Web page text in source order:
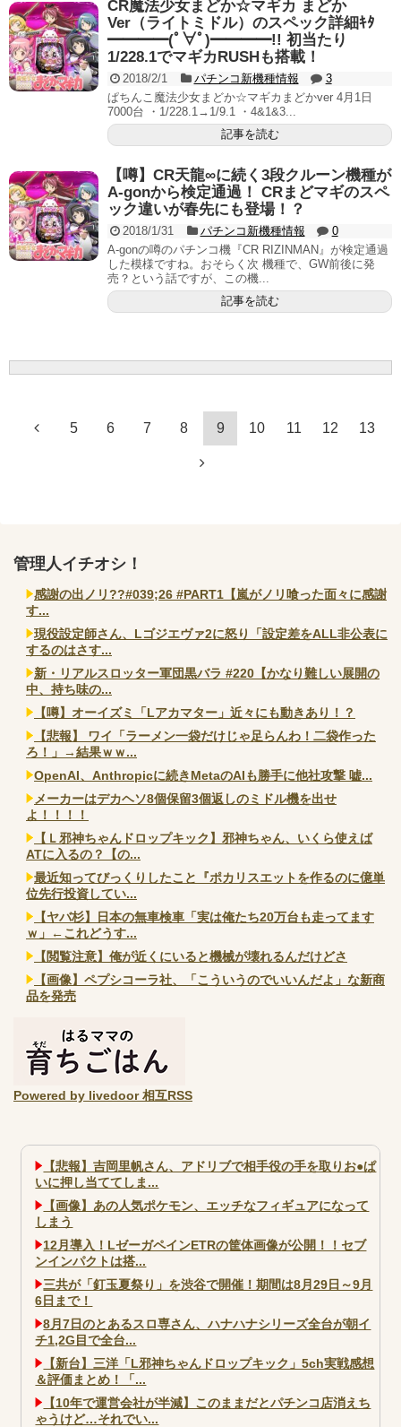
CR魔法少女まどか☆マギカ まどか
Ver（ライトミドル）のスペック詳細ｷﾀ
━━━━(ﾟ∀ﾟ)━━━━!! 初当たり
1/228.1でマギカRUSHも搭載！
2018/2/1 パチンコ新機種情報
3
ぱちんこ魔法少女まどか☆マギカまどかver 4月1日
7000台 ・1/228.1→1/9.1 ・4&1&3...
記事を読む
【噂】CR天龍∞に続く3段クルーン機種が
A-gonから検定通過！ CRまどマギのスペ
ック違いが春先にも登場！？
2018/1/31 パチンコ新機種情報
0
A-gonの噂のパチンコ機『CR RIZINMAN』が検定通過
した模様ですね。おそらく次 機種で、GW前後に発
売？という話ですが、この機...
記事を読む
5 6 7 8 9 10 11 12 13
管理人イチオシ！
感謝の出ノリ??#039;26 #PART1【嵐がノリ喰った面々に感謝
す...
現役設定師さん、Lゴジエヴァ2に怒り「設定差をALL非公表に
するのはさす...
新・リアルスロッター軍団黒バラ #220【かなり難しい展開の
中、持ち味の...
【噂】オーイズミ「Lアカマター」近々にも動きあり！？
【悲報】 ワイ「ラーメン一袋だけじゃ足らんわ！二袋作った
ろ！」→結果ｗｗ...
OpenAI、Anthropicに続きMetaのAIも勝手に他社攻撃 嘘...
メーカーはデカヘソ8個保留3個返しのミドル機を出せ
よ！！！！
【Ｌ邪神ちゃんドロップキック】邪神ちゃん、いくら使えば
ATに入るの？【の...
最近知ってびっくりしたこと『ポカリスエットを作るのに億単
位先行投資してい...
【ヤバ杉】日本の無車検車「実は俺たち20万台も走ってます
ｗ」←これどうす...
【閲覧注意】俺が近くにいると機械が壊れるんだけどさ
【画像】ペプシコーラ社、「こういうのでいいんだよ」な新商
品を発売
Powered by livedoor 相互RSS
【悲報】吉岡里帆さん、アドリブで相手役の手を取りお●ぱ
いに押し当ててしま...
【画像】あの人気ポケモン、エッチなフィギュアになって
しまう
12月導入！LゼーガペインETRの筐体画像が公開！！セブ
ンインパクトは搭...
三共が「釘玉夏祭り」を渋谷で開催！期間は8月29日～9月
6日まで！
8月7日のとあるスロ専さん、ハナハナシリーズ全台が朝イ
チ1,2G目で全台...
【新台】三洋「L邪神ちゃんドロップキック」5ch実戦感想
＆評価まとめ！「...
【10年で運営会社が半減】このままだとパチンコ店消えち
ゃうけど…それでい...